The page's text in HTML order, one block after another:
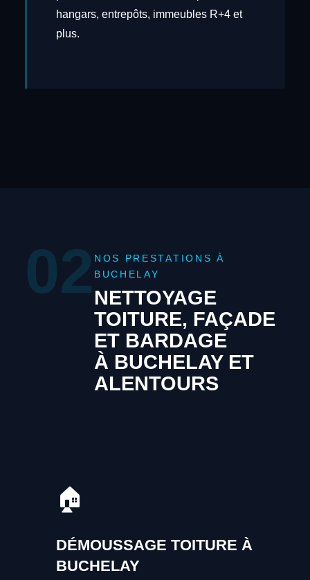
hangars, entrepôts, immeubles R+4 et
plus.
02 NOS PRESTATIONS À
BUCHELAY
NETTOYAGE
TOITURE, FAÇADE
ET BARDAGE
À BUCHELAY ET
ALENTOURS
🏠
DÉMOUSSAGE TOITURE À
BUCHELAY